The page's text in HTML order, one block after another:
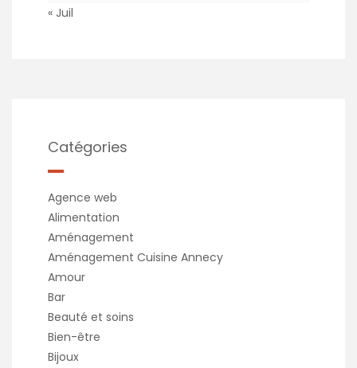
« Juil
Catégories
Agence web
Alimentation
Aménagement
Aménagement Cuisine Annecy
Amour
Bar
Beauté et soins
Bien-être
Bijoux